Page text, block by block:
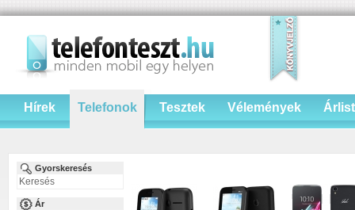
Hírek Telefonok Tesztek Vélemények
Gyorskeresés
Ár